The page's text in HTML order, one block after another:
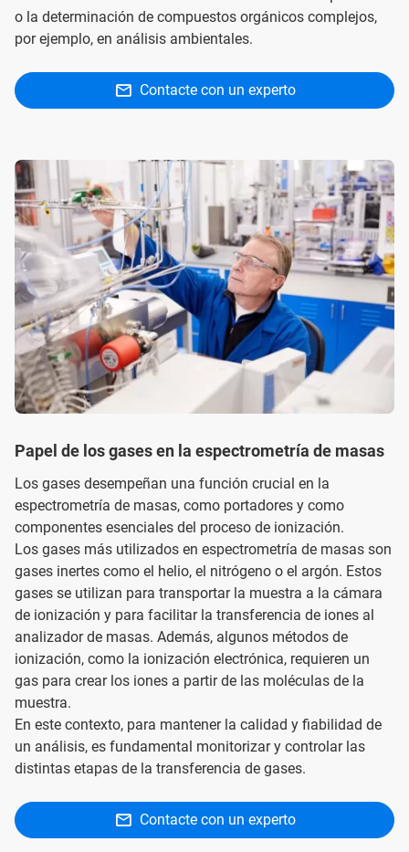
o la determinación de compuestos orgánicos complejos,
por ejemplo, en análisis ambientales.
Contacte con un experto
Papel de los gases en la espectrometría de masas
Los gases desempeñan una función crucial en la
espectrometría de masas, como portadores y como
componentes esenciales del proceso de ionización.
Los gases más utilizados en espectrometría de masas son
gases inertes como el helio, el nitrógeno o el argón. Estos
gases se utilizan para transportar la muestra a la cámara
de ionización y para facilitar la transferencia de iones al
analizador de masas. Además, algunos métodos de
ionización, como la ionización electrónica, requieren un
gas para crear los iones a partir de las moléculas de la
muestra.
En este contexto, para mantener la calidad y fiabilidad de
un análisis, es fundamental monitorizar y controlar las
distintas etapas de la transferencia de gases.
Contacte con un experto